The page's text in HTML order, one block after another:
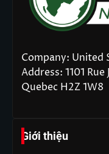
Company: United
Address: 1101
Quebec H2Z 1W8
Giới thiệu